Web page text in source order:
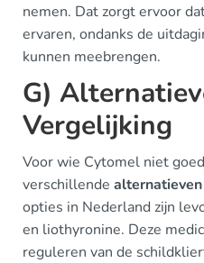
nemen. Dat zorgt ervoor
ervaren, ondanks de
kunnen meebrengen.
G)
Vergelijking
Voor wie Cytomel niet
verschillende alternatieven
opties in Nederland zijn
en liothyronine. Deze
reguleren van de